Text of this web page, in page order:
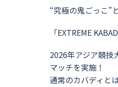
“究極の鬼ごっこ”
「EXTREME
2026年アジア競
マッチを実施！
通常のカバディと